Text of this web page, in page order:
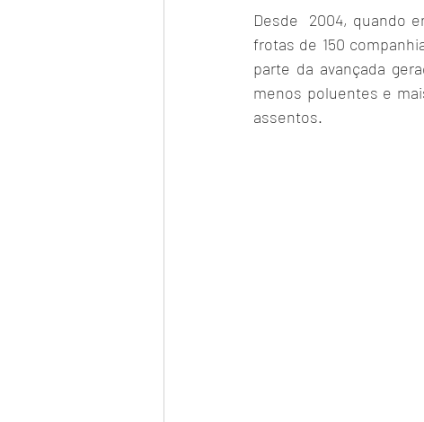
Desde  2004, quando
frotas de 150
parte da avançada
menos poluentes e
assentos.